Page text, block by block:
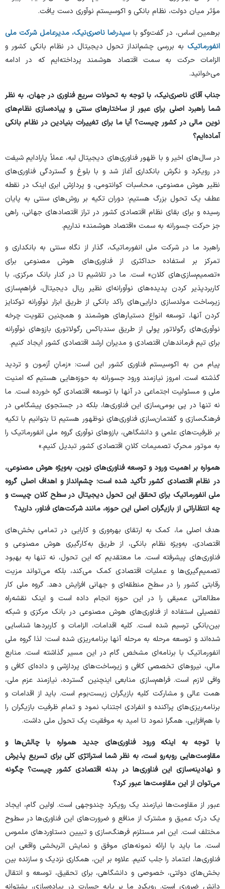
مؤثر میان دولت، نظام بانکی و اکوسیستم نوآوری دست یافت.
برهمین اساس، در گفت‌وگو باسیدرضا ناصری‌نیک، مدیرعامل شرکت ملی
انفورماتیک به بررسی چشم‌انداز تحول دیجیتال در نظام بانکی کشور و
الزامات حرکت به سمت اقتصاد هوشمند پرداخته‌ایم که در ادامه
می‌خوانید.
جناب آقای ناصری‌نیک، با توجه به تحولات سریع فناوری در جهان، به نظر
شما راهبرد اصلی برای عبور از ساختار‌های سنتی و پیاده‌سازی نظام‌های
نوین مالی در کشور چیست؟ آیا ما برای تغییرات بنیادین در نظام بانکی
آماده‌ایم؟
در سال‌های اخیر و با ظهور فناوری‌های دیجیتال لبه، عملاً پارادایم شیفت
در رویکرد و نگرش بانکداری آغاز شد و با بلوغ و گستردگی فناوری‌های
نظیر هوش مصنوعی، محاسبات کوانتومی، و پردازش ابری اینک در نقطه
عطف یک تحول بزرگ هستیم؛ دوران تکیه بر روش‌های سنتی به پایان
رسیده و برای بقای نظام اقتصادی کشور در تراز اقتصاد‌های جهانی، راهی
جز حرکت جسورانه به سمت «اقتصاد هوشمند» نداریم.
راهبرد ما در شرکت ملی انفورماتیک، گذار از نگاه سنتی به بانکداری و
تمرکز بر استفاده حداکثری از فناوری‌های هوش مصنوعی برای
«تصمیم‌سازی‌های کلان» است. ما در تلاشیم تا در کنار بانک مرکزی، با
کاربردپذیر کردن پدیده‌های نوآورانه‌ای نظیر ریال دیجیتال، فراهم‌سازی
زیرساخت مولدسازی دارایی‌های راکد بانکی از طریق ابزار نوآورانه توکنایز
کردن آنها، توسعه انواع دستیار‌های هوشمند و همچنین تقویت چرخه
نوآوری‌های رگولاتور پولی از طریق سندباکس رگولاتوری بازو‌های نوآورانه
برای تیم فرماندهان اقتصادی و مدیران ارشد اقتصادی کشور ایجاد کنیم.
پیام من به اکوسیستم فناوری کشور این است: «زمانِ آزمون و تردید
گذشته است. امروز نیازمند ورود جسورانه به حوزه‌هایی هستیم که امنیت
ملی و مسئولیت اجتماعی در آنها با توسعه اقتصادی گره خورده است. ما
نه تنها در پی بومی‌سازی این فناوری‌ها، بلکه در جستجوی پیشگامی در
فرهنگ‌سازی و گفتمان‌سازی فناوری‌های نوظهور هستیم تا بتوانیم با تکیه
بر ظرفیت‌های علمی و دانشگاهی، بازو‌های نوآوری گروه ملی انفورماتیک را
به موتور محرکِ تصمیمات کلانِ اقتصادی کشور تبدیل کنیم.»
همواره بر اهمیت ورود و توسعه فناوری‌های نوین، به‌ویژه هوش مصنوعی،
در نظام اقتصادی کشور تأکید شده است؛ چشم‌انداز و اهداف اصلی گروه
ملی انفورماتیک برای تحقق این تحول دیجیتال در سطح کلان چیست و
چه انتظاراتی از بازیگران اصلی این حوزه، مانند شرکت‌های فناور، دارید؟
هدف اصلی ما، کمک به ارتقای بهره‌وری و کارایی در تمامی بخش‌های
اقتصادی، به‌ویژه نظام بانکی، از طریق به‌کارگیری هوش مصنوعی و
فناوری‌های پیشرفته است. ما معتقدیم که این تحول، نه تنها به بهبود
تصمیم‌گیری‌ها و عملیات اقتصادی کمک می‌کند، بلکه می‌تواند مزیت
رقابتی کشور را در سطح منطقه‌ای و جهانی افزایش دهد. گروه ملی کار
مطالعاتی عمیقی را در این حوزه انجام داده است و اینک نقشه‌راه
تفصیلی استفاده از فناوری‌های هوش مصنوعی در بانک مرکزی و شبکه
بین‌بانکی ترسیم شده است. کلیه اقدامات، الزامات و کاربرد‌ها شناسایی
شده‌اند و توسعه مرحله به مرحله آنها برنامه‌ریزی شده است؛ لذا گروه ملی
انفورماتیک با برنامه‌ای مشخص گام در این مسیر گذاشته است. منابع
مالی، نیرو‌های تخصصی کافی و زیرساخت‌های پردازشی و داده‌ای کافی و
وافی لازم است. فراهم‌سازی منابعی اینچنین گسترده، نیازمند عزم ملی،
همت عالی و مشارکت کلیه بازیگران زیست‌بوم است. باید از اقدامات و
برنامه‌ریزی‌های پراکنده و انفرادی اجتناب نمود و تمام ظرفیت بازیگران را
با هم‌افزایی، همگرا نمود تا امید به موفقیت یک تحول ملی داشت.
با توجه به اینکه ورود فناوری‌های جدید همواره با چالش‌ها و
مقاومت‌هایی رو‌به‌رو است، به نظر شما استراتژی کلی برای تسریع پذیرش
و نهادینه‌سازی این فناوری‌ها در بدنه اقتصادی کشور چیست؟ چگونه
می‌توان از این مقاومت‌ها عبور کرد؟
عبور از مقاومت‌ها نیازمند یک رویکرد چندوجهی است. اولین گام، ایجاد
یک درک عمیق و مشترک از منافع و ضرورت‌های این فناوری‌ها در سطوح
مختلف است. این امر مستلزم فرهنگ‌سازی و تبیین دستاورد‌های ملموس
است. ما باید با ارائه نمونه‌های موفق و نمایش اثربخشی واقعی این
فناوری‌ها، اعتماد را جلب کنیم. علاوه بر این، همکاری نزدیک و سازنده بین
بخش‌های دولتی، خصوصی و دانشگاهی، برای تحقیق، توسعه و انتقال
دانش ضروری است. رویکرد ما بر پایه جسارت در پیاده‌سازی، پشتوانه